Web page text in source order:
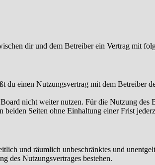
dir und dem Betreiber ein Vertrag mit
einen Nutzungsvertrag mit dem Betreiber
nicht weiter nutzen. Für die Nutzung
Seiten ohne Einhaltung einer Frist
und räumlich unbeschränktes und
des Nutzungsvertrages bestehen.